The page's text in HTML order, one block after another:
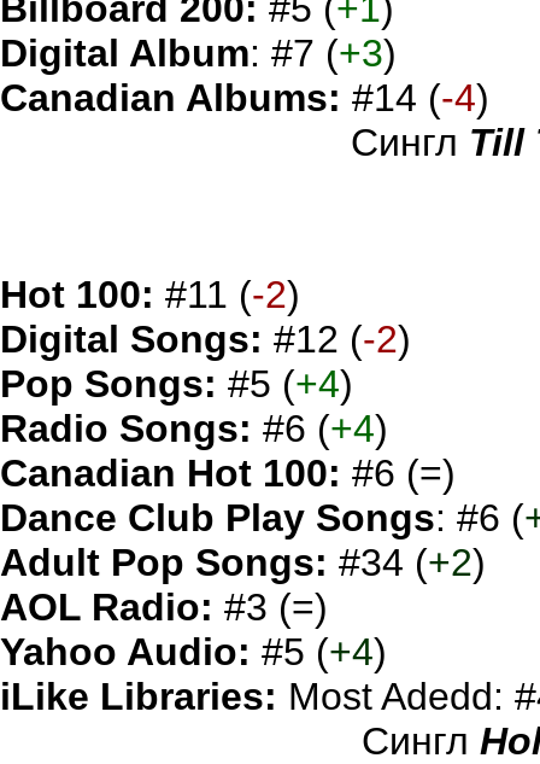
Digital Album: #7 (+3)
Canadian Albums: #14 (-4)
Сингл Till
Hot 100: #11 (-2)
Digital Songs: #12 (-2)
Pop Songs: #5 (+4)
Radio Songs: #6 (+4)
Canadian Hot 100: #6 (=)
Dance Club Play Songs: #6 (
Adult Pop Songs: #34 (+2)
AOL Radio: #3 (=)
Yahoo Audio: #5 (+4)
iLike Libraries: Most Adedd:
Сингл